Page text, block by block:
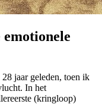
jaar geleden, toen ik
In het
(kringloop)